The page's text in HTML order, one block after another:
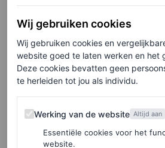
Hershberger.
Elke week onze beste
Schrijf je hier in voor de
Er waren dit jaar al tekenen dat
brunette-stap. Eerder omarmde ze
Wij gebruiken cookies
Wij gebruiken cookies en
website goed te laten werken en het
Deze cookies bevatten geen
te herleiden tot jou als individu.
Werking van de website
Werking van de website Altijd aan
Essentiële cookies voor het
website.